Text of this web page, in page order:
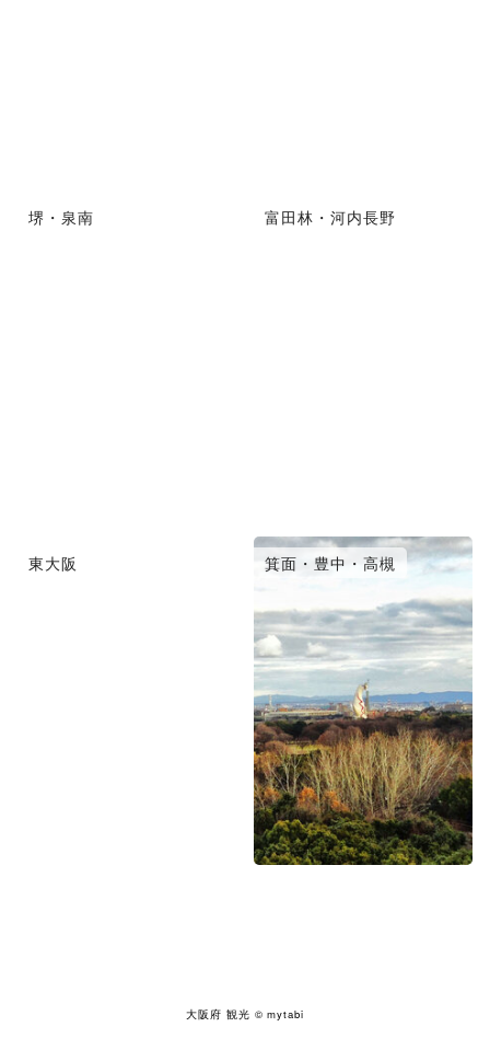
堺・泉南 富田林・河内長野
東大阪 箕面・豊中・高槻
大阪府 観光 © mytabi